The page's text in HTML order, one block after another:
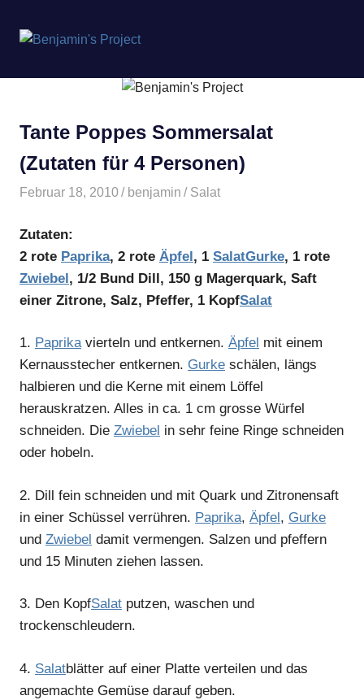
springen
Project
Tante Poppes Sommersalat
(Zutaten für 4 Personen)
Februar 18, 2010 benjamin Salat
Zutaten:
2 rote Paprika, 2 rote Äpfel, 1 SalatGurke, 1 rote
Zwiebel, 1/2 Bund Dill, 150 g Magerquark, Saft
einer Zitrone, Salz, Pfeffer, 1 KopfSalat
1. Paprikavierteln und entkernen. Äpfel mit einem
Kernausstecher entkernen. Gurke schälen, längs
halbieren und die Kerne mit einem Löffel
herauskratzen. Alles in ca. 1 cm grosse Würfel
schneiden. Die Zwiebel in sehr feine Ringe schneiden
oder hobeln.
2. Dill fein schneiden und mit Quark und Zitronensaft
in einer Schüssel verrühren. Paprika, Äpfel, Gurke
und Zwiebel damit vermengen. Salzen und pfeffern
und 15 Minuten ziehen lassen.
3. Den KopfSalat putzen, waschen und
trockenschleudern.
4. Salatblätter auf einer Platte verteilen und das
angemachte Gemüse darauf geben.